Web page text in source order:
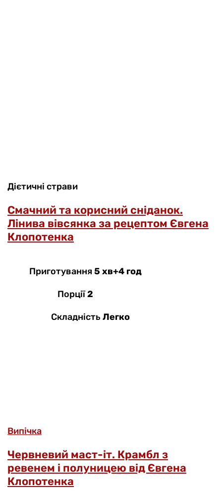
Дієтичні страви
Смачний та корисний сніданок.
Лінива вівсянка за рецептом Євгена
Клопотенка
Приготування5 хв+4 год
Порції2
Складність Легко
Випічка
Червневий маст-іт. Крамбл з
ревенем і полуницею від Євгена
Клопотенка